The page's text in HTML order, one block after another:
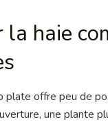
la haie
plate offre peu de
une plante